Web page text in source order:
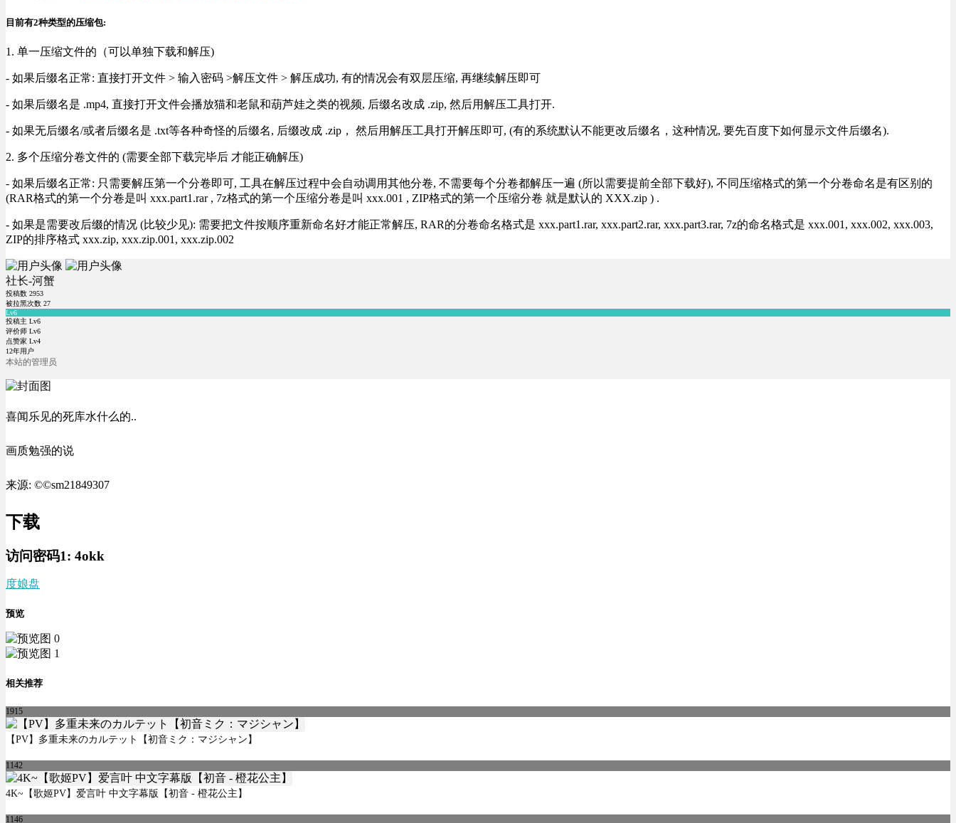
目前有2种类型的压缩包:
1. 单一压缩文件的（可以单独下载和解压)
- 如果后缀名正常: 直接打开文件 > 输入密码 >解压文件 > 解压成功, 有的情况会有双层压缩, 再继续解压即可
- 如果后缀名是 .mp4, 直接打开文件会播放猫和老鼠和葫芦娃之类的视频, 后缀名改成 .zip, 然后用解压工具打开.
- 如果无后缀名/或者后缀名是 .txt等各种奇怪的后缀名, 后缀改成 .zip， 然后用解压工具打开解压即可, (有的系统默认不能更改后缀名，这种情况, 要先百度下如何显示文件后缀名).
2. 多个压缩分卷文件的 (需要全部下载完毕后 才能正确解压)
- 如果后缀名正常: 只需要解压第一个分卷即可, 工具在解压过程中会自动调用其他分卷, 不需要每个分卷都解压一遍 (所以需要提前全部下载好), 不同压缩格式的第一个分卷命名是有区别的
(RAR格式的第一个分卷是叫 xxx.part1.rar , 7z格式的第一个压缩分卷是叫 xxx.001 , ZIP格式的第一个压缩分卷 就是默认的 XXX.zip ) .
- 如果是需要改后缀的情况 (比较少见): 需要把文件按顺序重新命名好才能正常解压, RAR的分卷命名格式是 xxx.part1.rar, xxx.part2.rar, xxx.part3.rar, 7z的命名格式是 xxx.001, xxx.002, xxx.003,
ZIP的排序格式 xxx.zip, xxx.zip.001, xxx.zip.002
社长-河蟹
投稿数 2953
被拉黑次数 27
Lv6
投稿主 Lv6
评价师 Lv6
点赞家 Lv4
12年用户
本站的管理员
喜闻乐见的死库水什么的..
画质勉强的说
来源: ©©sm21849307
下载
访问密码1: 4okk
度娘盘
预览
相关推荐
1915
【PV】多重未来のカルテット【初音ミク：マジシャン】
1142
4K~【歌姬PV】爱言叶 中文字幕版【初音 - 橙花公主】
1146